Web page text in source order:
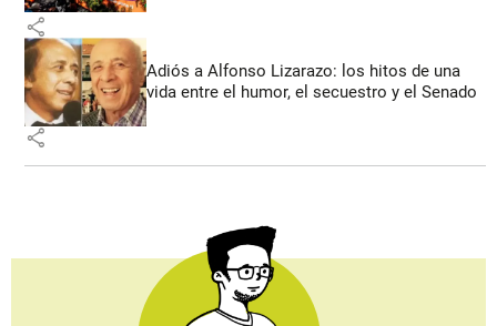
share
Adiós a Alfonso Lizarazo: los hitos de una
vida entre el humor, el secuestro y el Senado
share